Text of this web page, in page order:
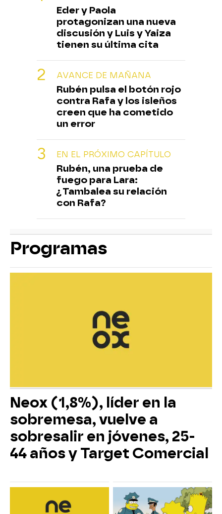
Eder y Paola
protagonizan una nueva
discusión y Luis y Yaiza
tienen su última cita
AVANCE DE MAÑANA
Rubén pulsa el botón rojo
contra Rafa y los isleños
creen que ha cometido
un error
EN EL PRÓXIMO CAPÍTULO
Rubén, una prueba de
fuego para Lara:
¿Tambalea su relación
con Rafa?
Programas
Neox (1,8%), líder en la
sobremesa, vuelve a
sobresalir en jóvenes, 25-
44 años y Target Comercial